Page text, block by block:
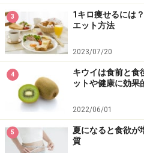
は、脂肪の蓄積を抑える働き
■アンチエイジング
玄米に含まれるビタミンEに
め、活性酸素の発生を抑えて
玄米ダイエットのや
おかずや献立選び
3
1キロ痩せるには
エット方法
2023/07/20
4
キウイは食前と食
ットや健康に効果
2022/06/01
5
夏になると食欲
質